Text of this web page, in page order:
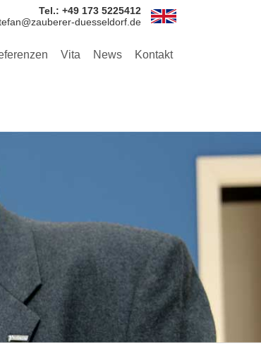
Tel.: +49 173 5225412
duesseldorf.de
Vita News Kontakt